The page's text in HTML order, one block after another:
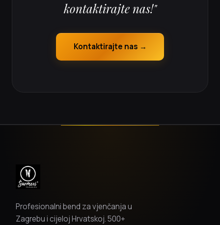
kontaktirajte nas!"
Kontaktirajte nas →
Profesionalni bend za vjenčanja u
Zagrebu i cijeloj Hrvatskoj. 500+